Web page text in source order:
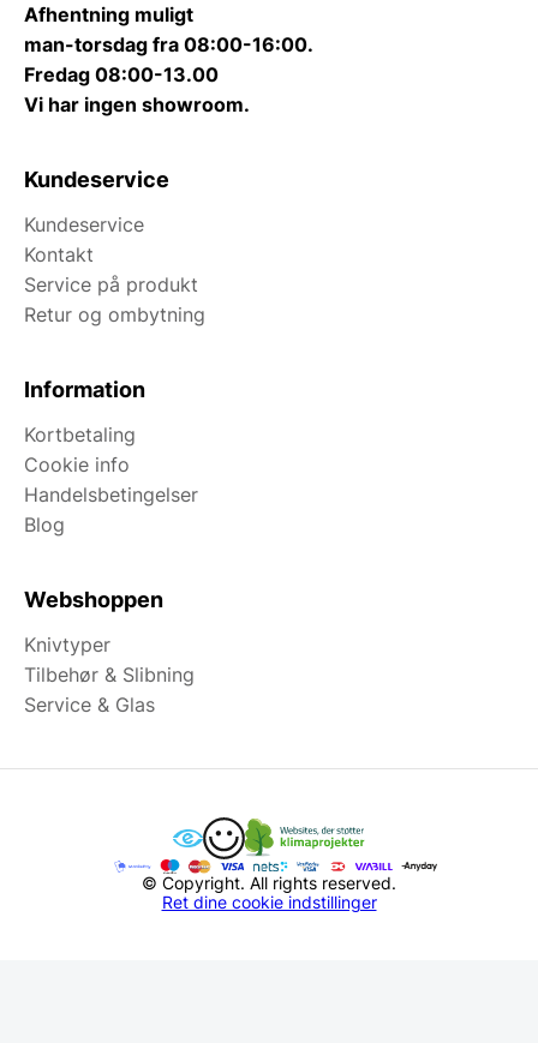
Afhentning muligt
man-torsdag fra 08:00-16:00.
Fredag 08:00-13.00
Vi har ingen showroom.
Kundeservice
Kundeservice
Kontakt
Service på produkt
Retur og ombytning
Information
Kortbetaling
Cookie info
Handelsbetingelser
Blog
Webshoppen
Knivtyper
Tilbehør & Slibning
Service & Glas
© Copyright. All rights reserved.
Ret dine cookie indstillinger